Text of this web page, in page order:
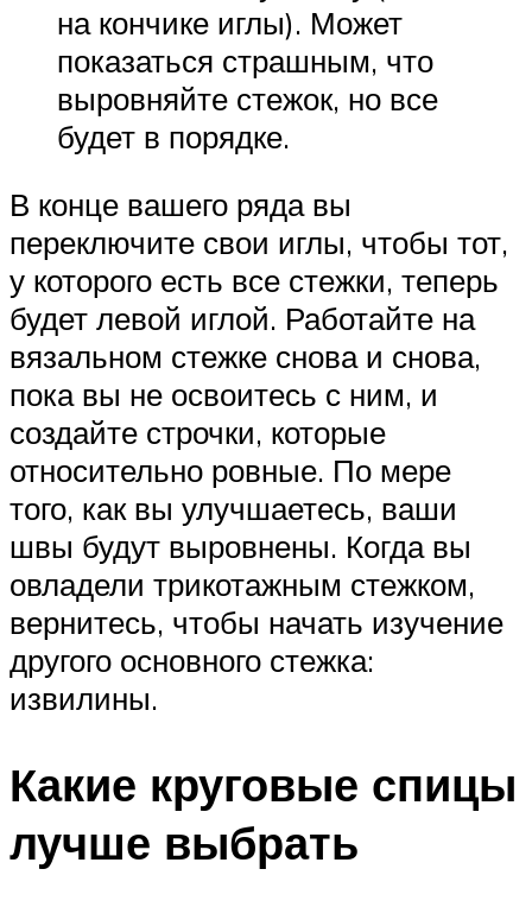
на кончике иглы). Может
показаться страшным, что
выровняйте стежок, но все
будет в порядке.
В конце вашего ряда вы
переключите свои иглы, чтобы тот,
у которого есть все стежки, теперь
будет левой иглой. Работайте на
вязальном стежке снова и снова,
пока вы не освоитесь с ним, и
создайте строчки, которые
относительно ровные. По мере
того, как вы улучшаетесь, ваши
швы будут выровнены. Когда вы
овладели трикотажным стежком,
вернитесь, чтобы начать изучение
другого основного стежка:
извилины.
Какие круговые спицы
лучше выбрать